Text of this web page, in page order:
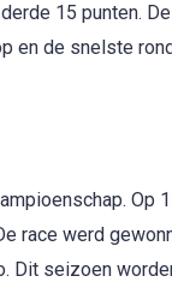
15 punten.
en de snelste
Op
race werd
Dit seizoen